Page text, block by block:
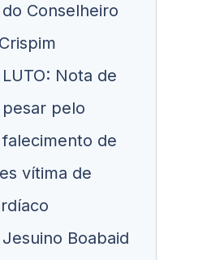
do Conselheiro
LUTO: Nota de
pesar pelo
falecimento de
vítima de
Jesuino Boabaid